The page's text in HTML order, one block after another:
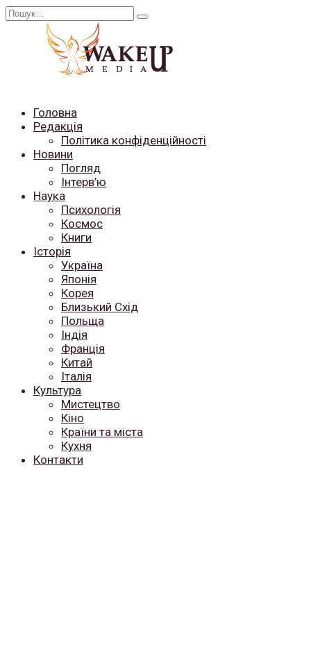
Перейти
Search
Головна
Редакція
Політика конфіденційності
Новини
Погляд
Інтерв’ю
Наука
Психологія
Космос
Книги
Історія
Україна
Японія
Корея
Близький Схід
Польща
Індія
Франція
Китай
Італія
Культура
Мистецтво
Кіно
Країни та міста
Кухня
Контакти